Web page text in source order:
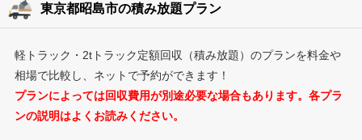
東京都昭島市の積み放題プラン
軽トラック・2tトラック定額回収（積み放題）のプランを料金や
相場で比較し、ネットで予約ができます！
プランによっては回収費用が別途必要な場合もあります。各プラ
ンの説明はよくお読みください。